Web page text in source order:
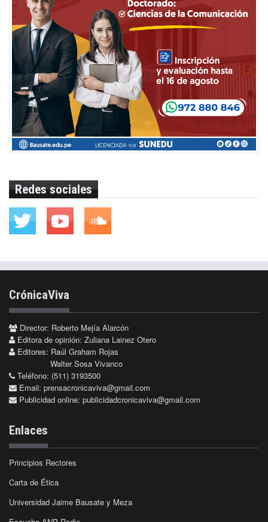
Redes sociales
CrónicaViva
Director: Roberto Mejía Alarcón
Editora de opinión: Zuliana Lainez Otero
Editores: Raúl Graham Rojas
Walter Sosa Vivanco
Teléfono: (511) 3193500
Email: prensacronicaviva@gmail.com
Publicidad online: publicidadcronicaviva@gmail.com
Enlaces
Principios Rectores
Carta de Ética
Universidad Jaime Bausate y Meza